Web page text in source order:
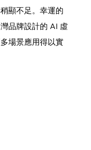
顯不足。幸運的
品牌設計的 AI 虛
場景應用得以實